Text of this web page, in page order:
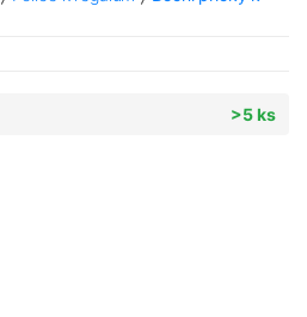
>5 ks